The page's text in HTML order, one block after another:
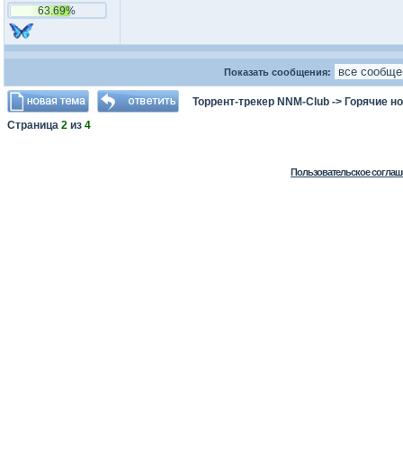
63.69%
Показать сообщения:
Торрент-трекер NNM-Club -> Горячие
Страница 2 из 4
Пользовательское